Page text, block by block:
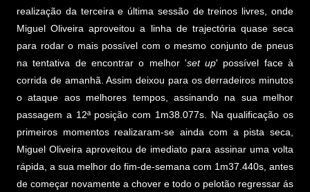
realização da terceira e última sessão de treinos livres, onde
Miguel Oliveira aproveitou a linha de trajectória quase seca
para rodar o mais possível com o mesmo conjunto de pneus
na tentativa de encontrar o melhor 'set up' possível face à
corrida de amanhã. Assim deixou para os derradeiros minutos
o ataque aos melhores tempos, assinando na sua melhor
passagem a 12ª posição com 1m38.077s. Na qualificação os
primeiros momentos realizaram-se ainda com a pista seca,
Miguel Oliveira aproveitou de imediato para assinar uma volta
rápida, a sua melhor do fim-de-semana com 1m37.440s, antes
de começar novamente a chover e todo o pelotão regressar ás